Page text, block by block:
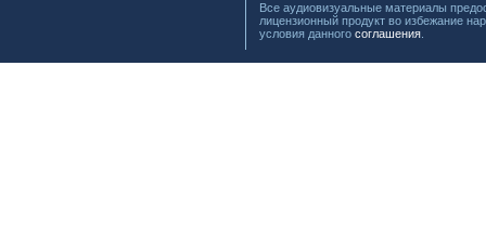
Все аудиовизуальные материалы
лицензионный продукт во избежание
условия данного соглашения